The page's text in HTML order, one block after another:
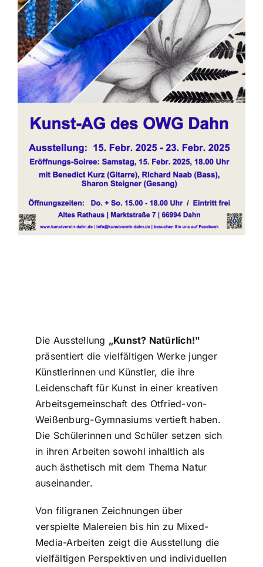
Die Ausstellung „Kunst? Natürlich!"
präsentiert die vielfältigen Werke junger
Künstlerinnen und Künstler, die ihre
Leidenschaft für Kunst in einer kreativen
Arbeitsgemeinschaft des Otfried-von-
Weißenburg-Gymnasiums vertieft haben.
Die Schülerinnen und Schüler setzen sich
in ihren Arbeiten sowohl inhaltlich als
auch ästhetisch mit dem Thema Natur
auseinander.
Von filigranen Zeichnungen über
verspielte Malereien bis hin zu Mixed-
Media-Arbeiten zeigt die Ausstellung die
vielfältigen Perspektiven und individuellen